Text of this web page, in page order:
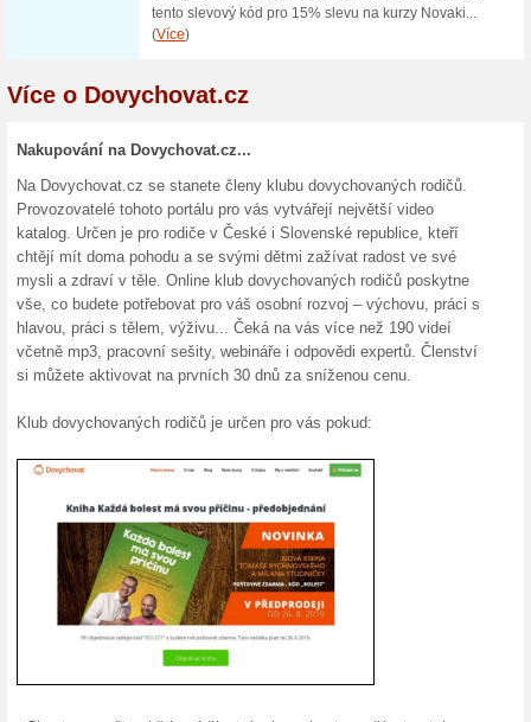
Dárkové poukazy
100% fungovalo
Chcete udělat svým blízkým
dárkový poukaz do obchodu
může do života přinést
bez bolesti.
Skončené nabídky... (1x)
Podobné slevy a